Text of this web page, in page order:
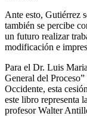
Ante esto, Gutiérrez
también se percibe
un futuro realizar
modificación e
Para el Dr. Luis
General del
Occidente, esta
este libro representa
profesor Walter